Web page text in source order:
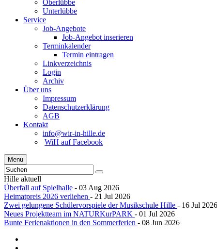
Oberlübbe
Unterlübbe
Service
Job-Angebote
Job-Angebot inserieren
Terminkalender
Termin eintragen
Linkverzeichnis
Login
Archiv
Über uns
Impressum
Datenschutzerklärung
AGB
Kontakt
info@wir-in-hille.de
WiH auf Facebook
Menu
Hille aktuell
Überfall auf Spielhalle - 03 Aug 2026
Heimatpreis 2026 verliehen - 21 Jul 2026
Zwei gelungene Schülervorspiele der Musikschule Hille - 16 Jul 2026
Neues Projektteam im NATURKurPARK - 01 Jul 2026
Bunte Ferienaktionen in den Sommerferien - 08 Jun 2026